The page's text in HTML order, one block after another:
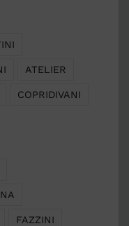
ATELIER
COPRIDIVANI
FAZZINI